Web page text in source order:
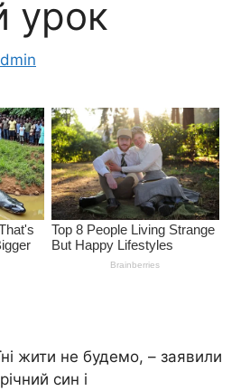
урок
жити не будемо, – заявили
син і